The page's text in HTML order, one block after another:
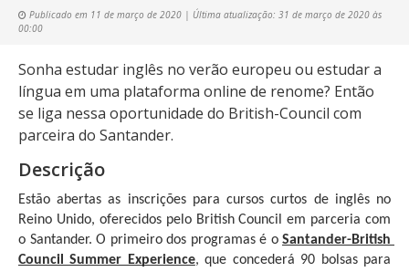
Publicado em 11 de março de 2020 | Última atualização: 31 de março de 2020 às
00:00
Sonha estudar inglês no verão europeu ou estudar a
língua em uma plataforma online de renome? Então
se liga nessa oportunidade do British-Council com
parceira do Santander.
Descrição
Estão abertas as inscrições para cursos curtos de inglês no
Reino Unido, oferecidos pelo British Council em parceria com
o Santander. O primeiro dos programas é o Santander-British
Council Summer Experience, que concederá 90 bolsas para